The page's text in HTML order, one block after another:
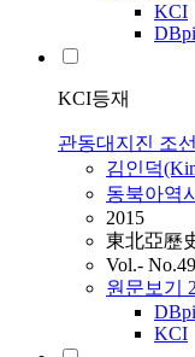
KCI
KCI등재
관동대지진 조
김인덕
동북아역
2015
東北亞歷
Vol.- No.49
원문보기
KCI